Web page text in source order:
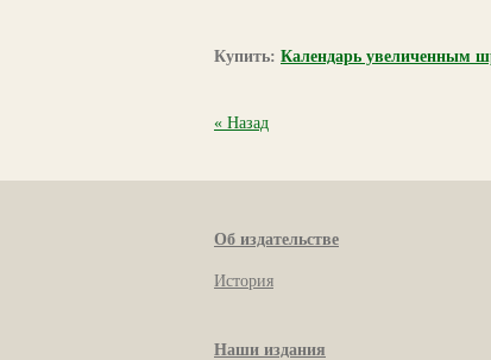
Купить: Календарь увеличенным
« Назад
Об издательстве
История
Наши издания